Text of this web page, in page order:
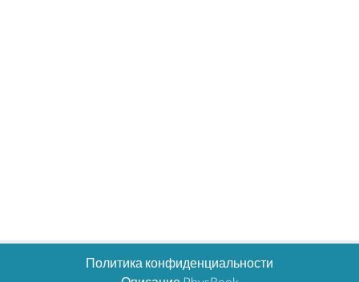
Политика конфиденциальности